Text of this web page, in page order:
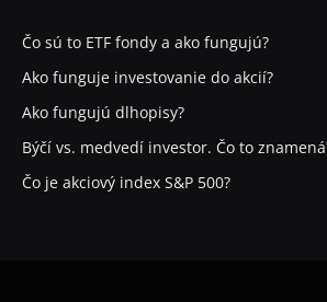
Čo sú to ETF fondy a ako fungujú?
Ako funguje investovanie do akcií?
Ako fungujú dlhopisy?
Býčí vs. medvedí investor. Čo to
Čo je akciový index S&P 500?